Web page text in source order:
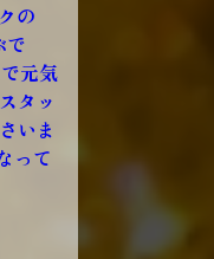
の
で
元気
タッ
いま
って